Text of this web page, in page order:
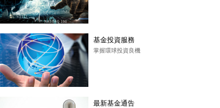
基金投資服務
掌握環球投資良機
最新基金通告